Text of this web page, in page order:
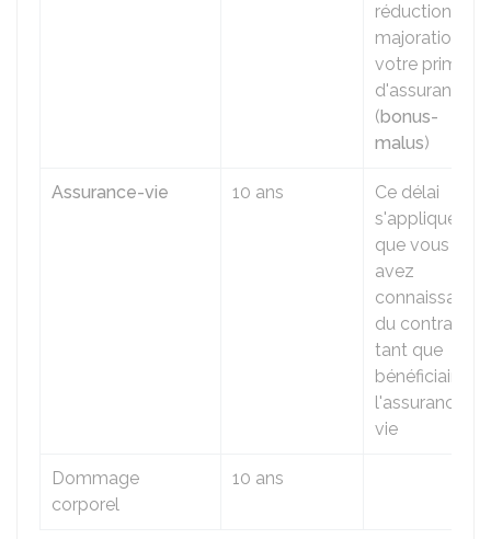
réduction-
majoration de
votre prime
d'assurance
(bonus-
malus)
Assurance-vie 10 ans
Ce délai
s'applique dès
que vous
avez
connaissance
du contrat en
tant que
bénéficiaire de
l'assurance-
vie
Dommage
corporel
10 ans